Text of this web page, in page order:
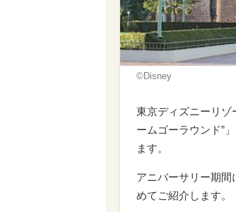
©︎Disney
東京ディズニーリゾ
ームゴーラウンド”
ます。
アニバーサリー期間
めてご紹介します。